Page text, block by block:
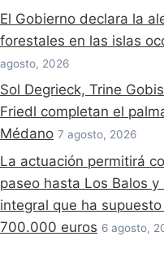
El Gobierno declara la
forestales en las islas
agosto, 2026
Sol Degrieck, Trine
Friedl completan el
Médano 7 agosto, 2026
La actuación permitirá
paseo hasta Los Balos
integral que ha
700.000 euros 6 agosto,